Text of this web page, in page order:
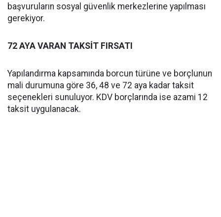
başvuruların sosyal güvenlik merkezlerine yapılması
gerekiyor.
72 AYA VARAN TAKSİT FIRSATI
Yapılandırma kapsamında borcun türüne ve borçlunun
mali durumuna göre 36, 48 ve 72 aya kadar taksit
seçenekleri sunuluyor. KDV borçlarında ise azami 12
taksit uygulanacak.